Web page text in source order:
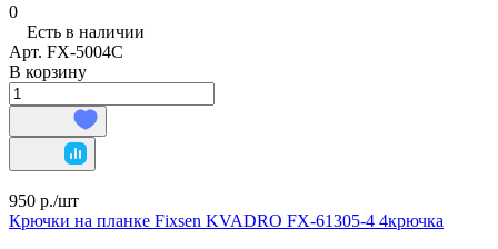
0
Есть в наличии
Арт. FX-5004C
В корзину
950 р./шт
Крючки на планке Fixsen KVADRO FX-61305-4 4крючка